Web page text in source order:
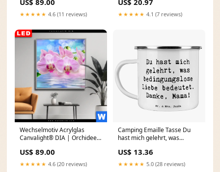
cm:80 x 80
US$ 89.00
★★★★★ 4.6 (11 reviews)
US$ 20.97
★★★★★ 4.1 (7 reviews)
Wechselmotiv Acrylglas
Canvalight® DIA | Orchideen
cm:70 x 70
US$ 89.00
★★★★★ 4.6 (20 reviews)
Camping Emaille Tasse Du
hast mich gelehrt, was
bedeutet. Danke, Mama!
Tierheilpraktiker mit Herz
US$ 13.36
★★★★★ 5.0 (28 reviews)